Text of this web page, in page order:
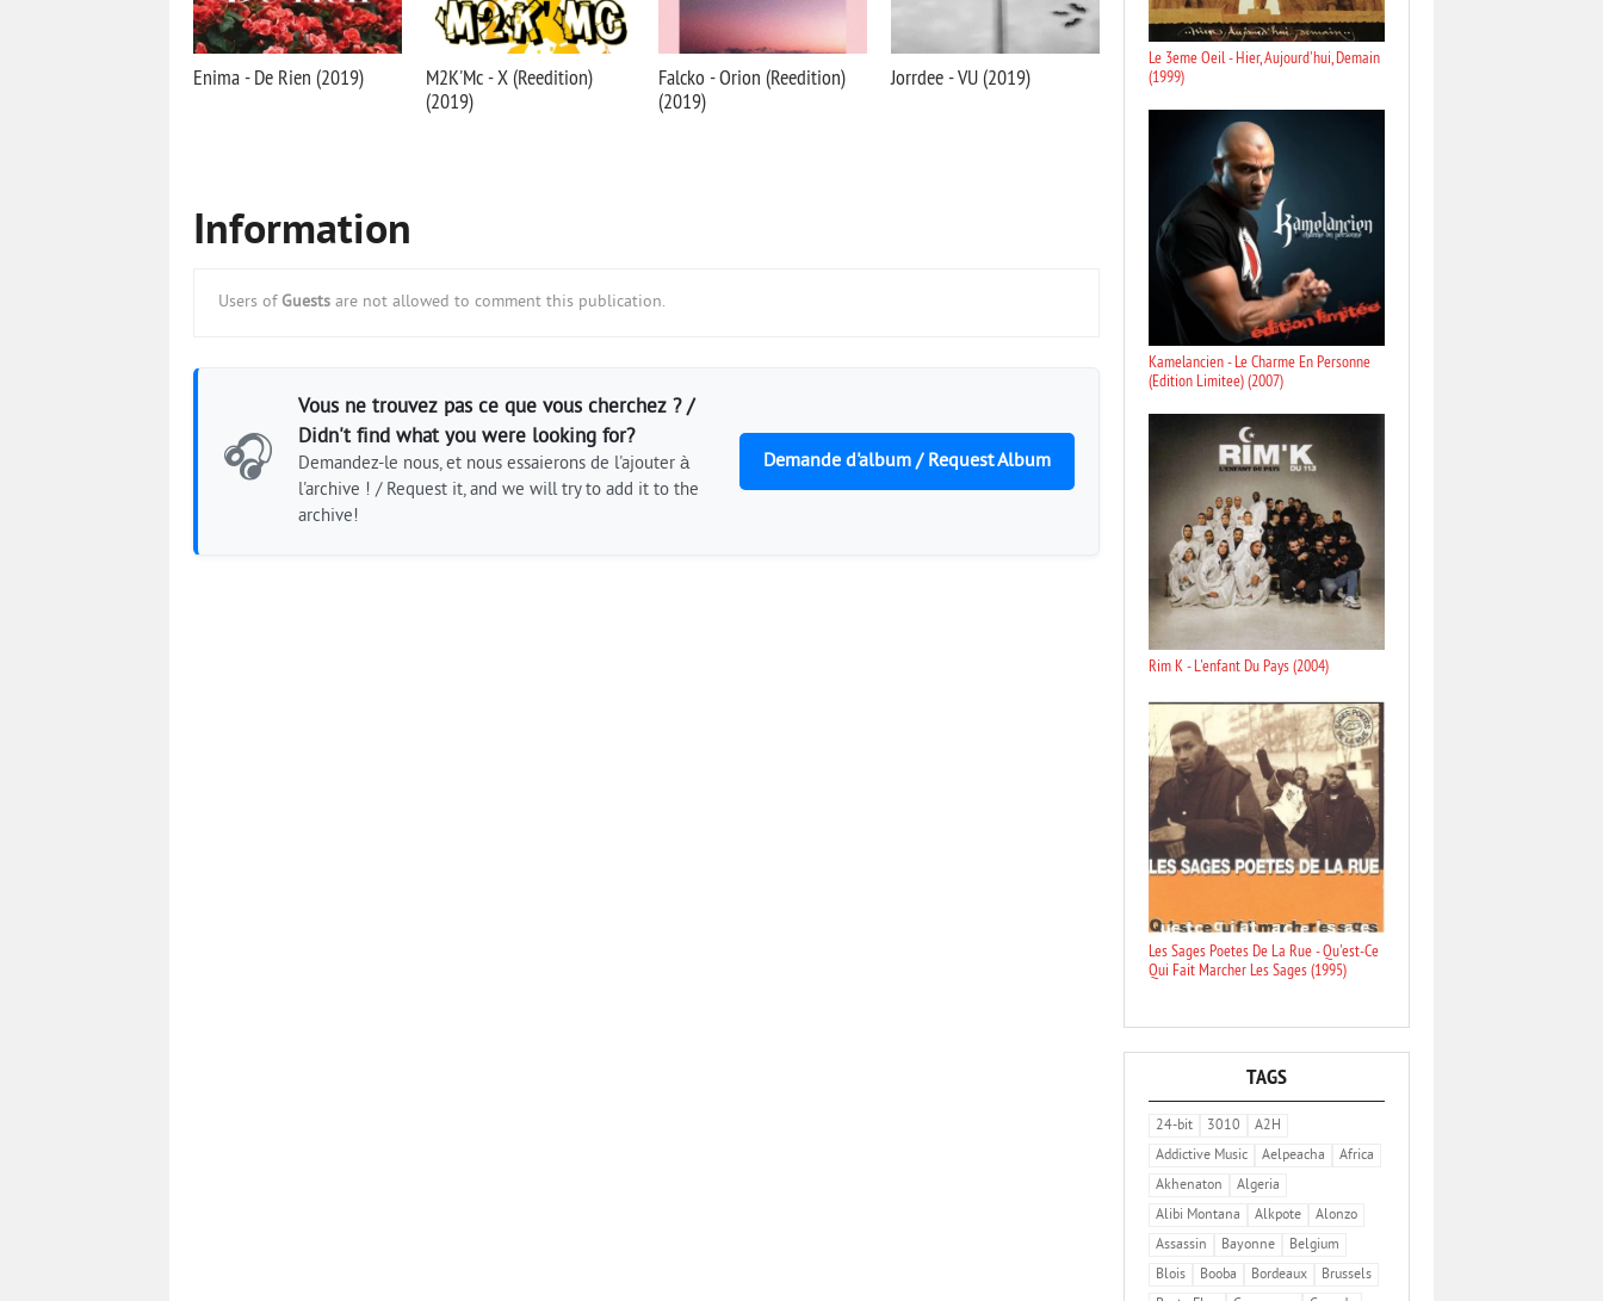
Enima - De Rien (2019)
M2K'Mc - X (Reedition)
(2019)
Falcko - Orion (Reedition)
(2019)
Jorrdee - VU (2019)
Information
Users of Guests are not allowed to comment this publication.
🎧
Vous ne trouvez pas ce que vous cherchez ? /
Didn't find what you were looking for?
Demandez-le nous, et nous essaierons de l'ajouter à
l'archive ! / Request it, and we will try to add it to the
archive!
Demande d'album / Request Album
Le 3eme Oeil - Hier, Aujourd'hui, Demain
(1999)
Kamelancien - Le Charme En Personne
(Edition Limitee) (2007)
Rim K - L'enfant Du Pays (2004)
Les Sages Poetes De La Rue - Qu'est-Ce
Qui Fait Marcher Les Sages (1995)
TAGS
24-bit 3010
A2H
Addictive Music
Aelpeacha
Africa
Akhenaton
Algeria
Alibi Montana
Alkpote
Alonzo
Assassin
Bayonne
Belgium
Blois
Booba Bordeaux
Brussels